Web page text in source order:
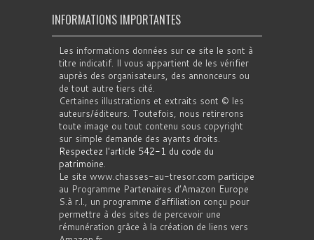
INFORMATIONS IMPORTANTES
Les informations données sur ce site le sont à
titre indicatif. Il vous appartient de les vérifier
auprès des organisateurs, des annonceurs ou
de tout autre tiers cité.
Certaines illustrations et extraits sont © les
auteurs/éditeurs. Toutefois, nous retirerons
toute image ou tout contenu sous copyright
sur simple demande des ayants droits.
Respectez l'article 542-1 du code du
patrimoine.
Le site www.chasses-au-tresor.com participe
au Programme Partenaires d’Amazon Europe
S.à r.l., un programme d’affiliation conçu pour
permettre à des sites de percevoir une
rémunération grâce à la création de liens vers